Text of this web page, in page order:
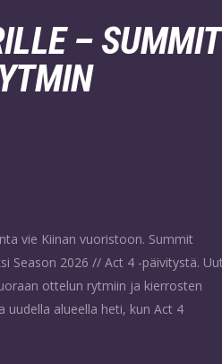
– SUMMIT
vie Kiinan vuoristoon. Summit
Season 2026 // Act 4 -päivitystä.
ottelun rytmiin ja kierrosten
uudella alueella heti, kun Act 4